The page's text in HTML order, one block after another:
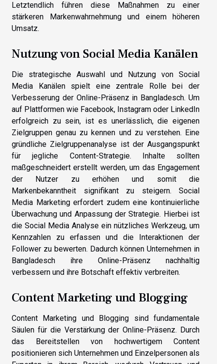
Letztendlich führen diese Maßnahmen zu einer
stärkeren Markenwahrnehmung und einem höheren
Umsatz.
Nutzung von Social Media Kanälen
Die strategische Auswahl und Nutzung von Social
Media Kanälen spielt eine zentrale Rolle bei der
Verbesserung der Online-Präsenz in Bangladesch. Um
auf Plattformen wie Facebook, Instagram oder LinkedIn
erfolgreich zu sein, ist es unerlässlich, die eigenen
Zielgruppen genau zu kennen und zu verstehen. Eine
gründliche Zielgruppenanalyse ist der Ausgangspunkt
für jegliche Content-Strategie. Inhalte sollten
maßgeschneidert erstellt werden, um das Engagement
der Nutzer zu erhöhen und somit die
Markenbekanntheit signifikant zu steigern. Social
Media Marketing erfordert zudem eine kontinuierliche
Überwachung und Anpassung der Strategie. Hierbei ist
die Social Media Analyse ein nützliches Werkzeug, um
Kennzahlen zu erfassen und die Interaktionen der
Follower zu bewerten. Dadurch können Unternehmen in
Bangladesch ihre Online-Präsenz nachhaltig
verbessern und ihre Botschaft effektiv verbreiten.
Content Marketing und Blogging
Content Marketing und Blogging sind fundamentale
Säulen für die Verstärkung der Online-Präsenz. Durch
das Bereitstellen von hochwertigem Content
positionieren sich Unternehmen und Einzelpersonen als